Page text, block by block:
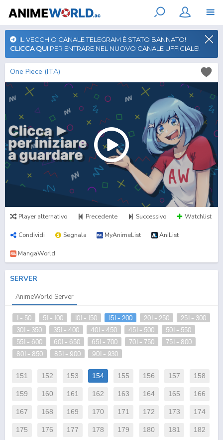
IL VECCHIO CANALE TELEGRAM È STATO BANNATO!
CLICCA QUI PER ENTRARE NEL NUOVO CANALE UFFICIALE!
One Piece (ITA)
Player alternativo Precedente Successivo Watchlist
Condividi Segnala MyAnimeList AniList
MangaWorld
SERVER
AnimeWorld Server
1 - 50 51 - 100 101 - 150 151 - 200 201 - 250
251 - 300
301 - 350
351 - 400 401 - 450 451 - 500
501 - 550
551 - 600
601 - 650 651 - 700 701 - 750
751 - 800
801 - 850
851 - 900 901 - 930
151 152 153 154 155 156 157 158
159 160 161 162 163 164 165 166
167 168 169 170 171 172 173 174
175 176 177 178 179 180 181 182